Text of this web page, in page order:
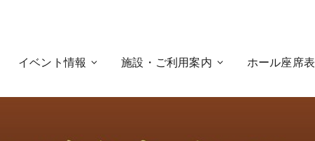
イベント情報 施設・ご利用案内 ホール座席表